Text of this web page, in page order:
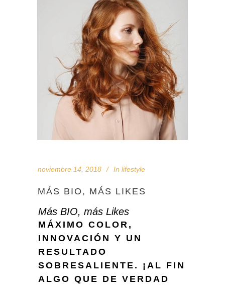
noviembre 14, 2018 In lifestyle
MÁS BIO, MÁS LIKES
Más BIO, más Likes
MÁXIMO COLOR,
INNOVACIÓN Y UN
RESULTADO
SOBRESALIENTE. ¡AL FIN
ALGO QUE DE VERDAD